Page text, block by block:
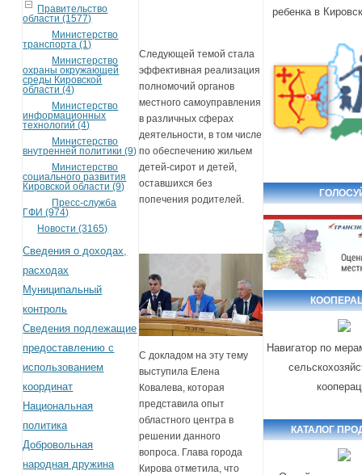
Правительство
области (1577)
Министерство
транспорта (1)
Министерство
охраны окружающей
среды Кировской
области (4)
Министерство
информационных
технологий (4)
Министерство
внутренней политики (9)
Министерство
социального развития
Кировской области (9)
Пресс-служба
ГФИ (974)
Новости (3165)
Сведения о доходах,
расходах
Муниципальный
контроль
Сведения подлежащие
предоставлению с
использованием
координат
Национальная
политика
Добровольная
народная дружина
Следующей темой стала
эффективная реализация
полномочий органов
местного самоуправления
в различных сферах
деятельности, в том числе
по обеспечению жильем
детей-сирот и детей,
оставшихся без
попечения родителей.
С докладом на эту тему
выступила Елена
Ковалева, которая
представила опыт
областного центра в
решении данного
вопроса. Глава города
Кирова отметила, что
ребенка в
Навигатор по
КАТАЛОГ